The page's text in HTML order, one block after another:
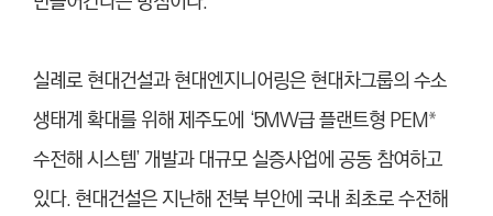
실례로 현대건설과 현대엔지니어링은 현대차그룹의 수소
생태계 확대를 위해 제주도에 ‘5MW급 플랜트형 PEM*
수전해 시스템’ 개발과 대규모 실증사업에 공동 참여하고
있다. 현대건설은 지난해 전북 부안에 국내 최초로 수전해